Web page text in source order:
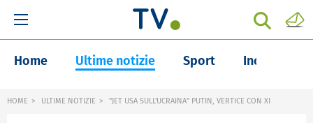
Home Ultime notizie Sport Inchieste
HOME ULTIME NOTIZIE "JET USA SULL'UCRAINA" PUTIN, VERTICE CON XI